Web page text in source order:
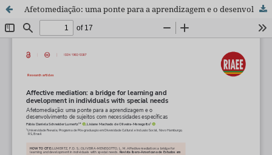
Afetomediação: uma ponte para a aprendizagem e o desenvolvimento de sujeitos com necessidades específicas